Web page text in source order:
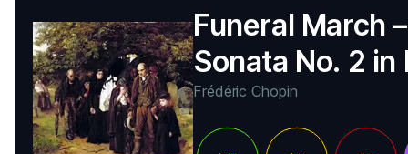
Funeral March –
Sonata No. 2
Op. 35
Frédéric Chopin